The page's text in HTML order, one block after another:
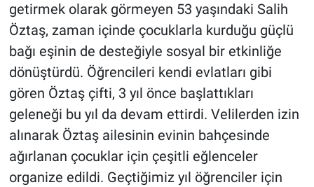
getirmek olarak görmeyen 53 yaşındaki Salih
Öztaş, zaman içinde çocuklarla kurduğu güçlü
bağı eşinin de desteğiyle sosyal bir etkinliğe
dönüştürdü. Öğrencileri kendi evlatları gibi
gören Öztaş çifti, 3 yıl önce başlattıkları
geleneği bu yıl da devam ettirdi. Velilerden izin
alınarak Öztaş ailesinin evinin bahçesinde
ağırlanan çocuklar için çeşitli eğlenceler
organize edildi. Geçtiğimiz yıl öğrenciler için